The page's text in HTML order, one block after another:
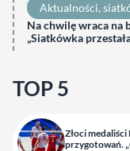
Aktualności,
Na chwilę wraca na
„Siatkówka
TOP 5
Złoci
przygotowań.